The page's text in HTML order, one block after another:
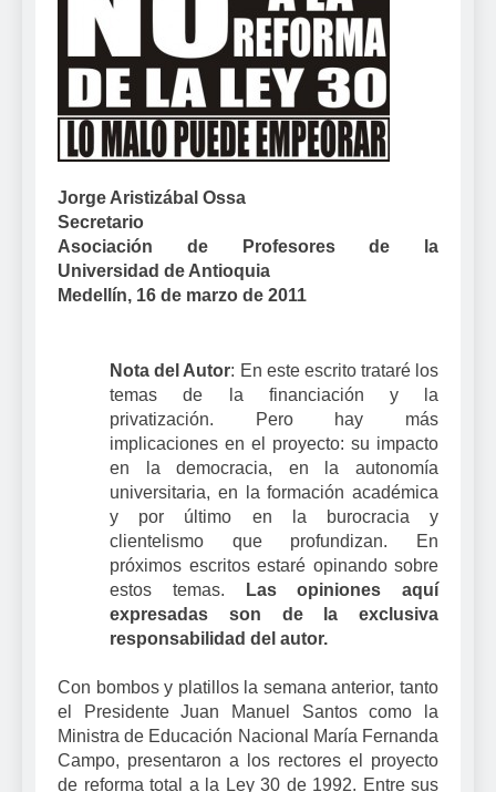
Jorge Aristizábal Ossa
Secretario
Asociación de Profesores de
la
Universidad de Antioquia
Medellín, 16 de marzo de 2011
Nota del Autor: En este escrito trataré los
temas de la financiación y la
privatización. Pero hay más
implicaciones en el proyecto: su impacto
en la democracia, en la autonomía
universitaria, en la formación académica
y por último en la burocracia y
clientelismo que profundizan. En
próximos escritos estaré opinando sobre
estos temas.
Las opiniones aquí
expresadas son de la exclusiva
responsabilidad del autor.
Con bombos y platillos la semana anterior, tanto
el Presidente Juan Manuel Santos como
la
Ministra de Educación Nacional María Fernanda
Campo, presentaron a los rectores el proyecto
de reforma total a la Ley30 de 1992. Entre sus